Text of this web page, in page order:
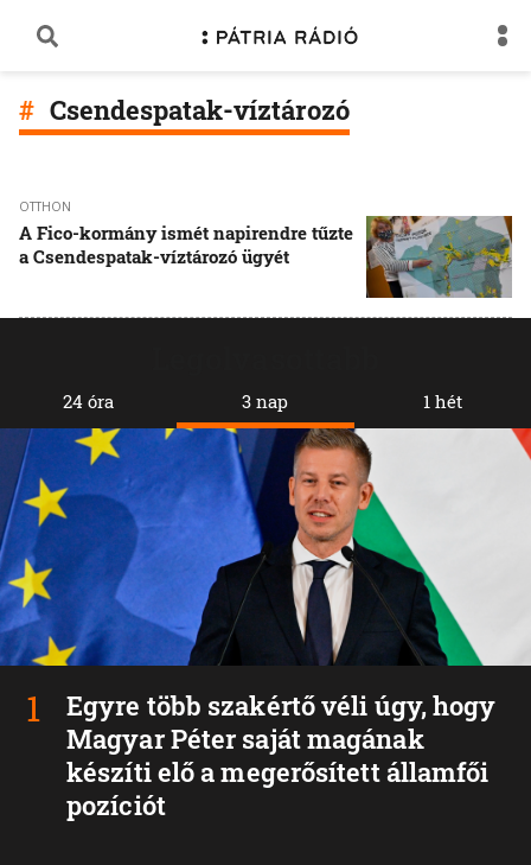
Csendespatak-víztározó
OTTHON
A Fico-kormány ismét napirendre tűzte
a Csendespatak-víztározó ügyét
24 óra 3 nap
Egyre több szakértő véli úgy, hogy
Magyar Péter saját magának
készíti elő a megerősített államfői
pozíciót
1 hét